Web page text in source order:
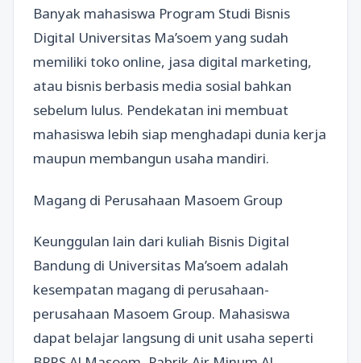
Banyak mahasiswa Program Studi Bisnis
Digital Universitas Ma’soem yang sudah
memiliki toko online, jasa digital marketing,
atau bisnis berbasis media sosial bahkan
sebelum lulus. Pendekatan ini membuat
mahasiswa lebih siap menghadapi dunia kerja
maupun membangun usaha mandiri.
Magang di Perusahaan Masoem Group
Keunggulan lain dari kuliah Bisnis Digital
Bandung di Universitas Ma’soem adalah
kesempatan magang di perusahaan-
perusahaan Masoem Group. Mahasiswa
dapat belajar langsung di unit usaha seperti